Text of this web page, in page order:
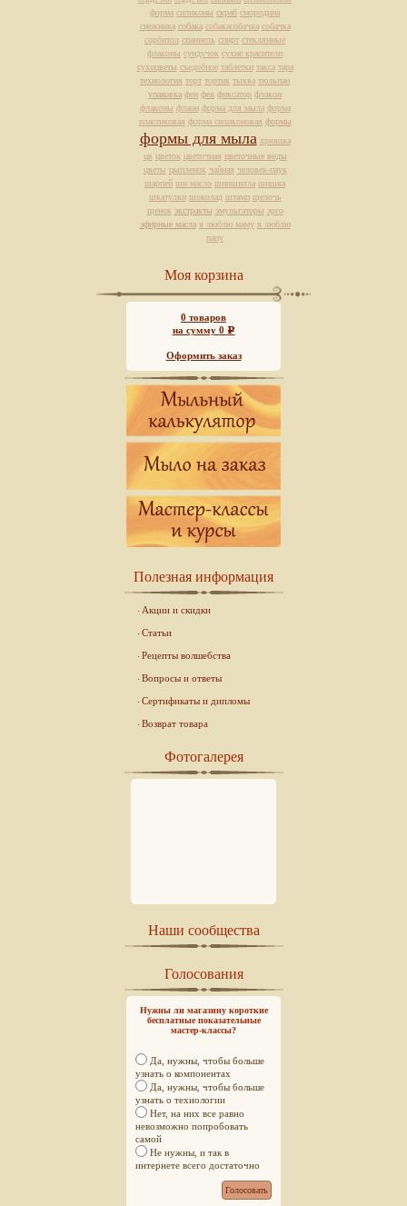
форма силиконы скраб смородина
снежинка собака собакасобачка собачка
сорбитол спаниель спирт стеклянные
флаконы сундучок сухие красители
сухоцветы съедобное таблетки такса тара
технология торт тортик тыква тюльпан
упаковка фен фея фиксатор флакон
флаконы флаон форма для мыла форма
пластиковая форма силиконовая формы
формы для мыла хрюшка
цв цветок цветочная цветочные воды
цветы цыпленок чайная человек-паук
шарпей ши масло шиншилла шишка
шкатулки шоколад штамп щелочь
щенок экстракты эмульгаторы эрго
эфирные масла я люблю маму я люблю
папу
Моя корзина
0 товаров
на сумму 0 Р
Оформить заказ
Полезная информация
Акции и скидки
Статьи
Рецепты волшебства
Вопросы и ответы
Сертификаты и дипломы
Возврат товара
Фотогалерея
Наши сообщества
Голосования
Нужны ли магазину короткие
бесплатные показательные
мастер-классы?
Да, нужны, чтобы больше
узнать о компонентах
Да, нужны, чтобы больше
узнать о технологии
Нет, на них все равно
невозможно попробовать
самой
Не нужны, и так в
интернете всего достаточно